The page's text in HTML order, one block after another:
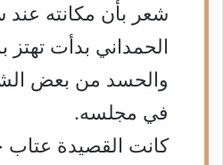
شعر بأن مكانته عند
الحمداني بدأت تهتز
والحسد من بعض
في مجلسه.
كانت القصيدة عتاب